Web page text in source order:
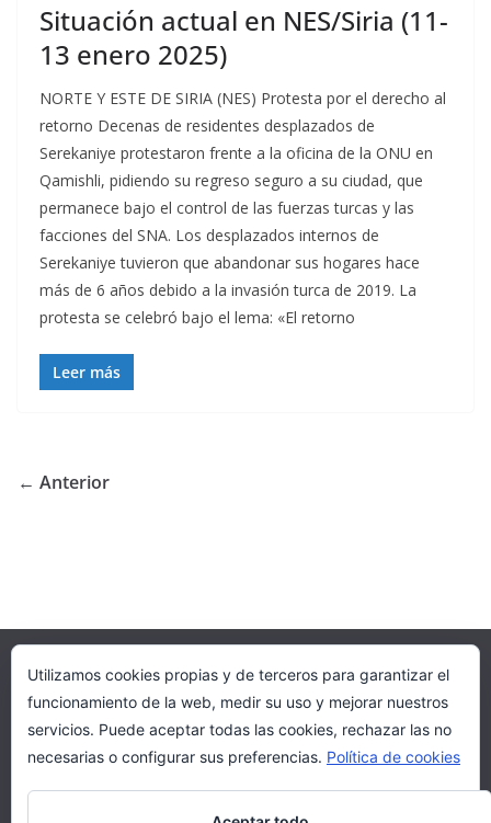
Situación actual en NES/Siria (11-
13 enero 2025)
NORTE Y ESTE DE SIRIA (NES) Protesta por el derecho al
retorno Decenas de residentes desplazados de
Serekaniye protestaron frente a la oficina de la ONU en
Qamishli, pidiendo su regreso seguro a su ciudad, que
permanece bajo el control de las fuerzas turcas y las
facciones del SNA. Los desplazados internos de
Serekaniye tuvieron que abandonar sus hogares hace
más de 6 años debido a la invasión turca de 2019. La
protesta se celebró bajo el lema: «El retorno
Leer más
← Anterior
Colectivo por la revolución social de Rojava
Kurdistán paz y libertad
Organizaciones Kurdas
Utilizamos cookies propias y de terceros para garantizar el
funcionamiento de la web, medir su uso y mejorar nuestros
servicios. Puede aceptar todas las cookies, rechazar las no
necesarias o configurar sus preferencias. Política de cookies